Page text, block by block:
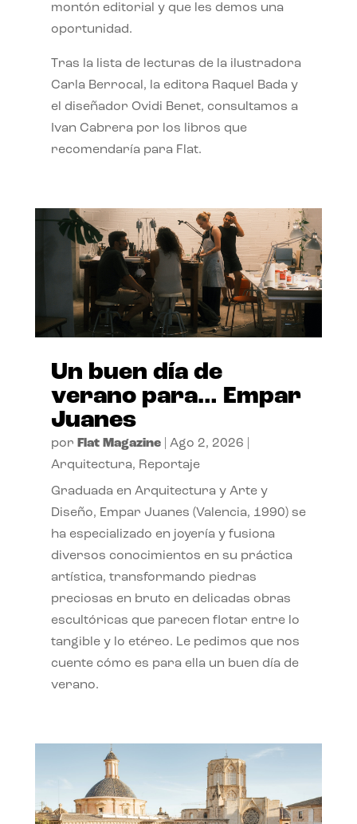
montón editorial y que les demos una
oportunidad.
Tras la lista de lecturas de la ilustradora
Carla Berrocal, la editora Raquel Bada y
el diseñador Ovidi Benet, consultamos a
Ivan Cabrera por los libros que
recomendaría para Flat.
Un buen día de
verano para… Empar
Juanes
por Flat Magazine| Ago 2, 2026
Arquitectura, Reportaje
Graduada en Arquitectura y Arte y
Diseño, Empar Juanes (Valencia, 1990) se
ha especializado en joyería y fusiona
diversos conocimientos en su práctica
artística, transformando piedras
preciosas en bruto en delicadas obras
escultóricas que parecen flotar entre lo
tangible y lo etéreo. Le pedimos que nos
cuente cómo es para ella un buen día de
verano.